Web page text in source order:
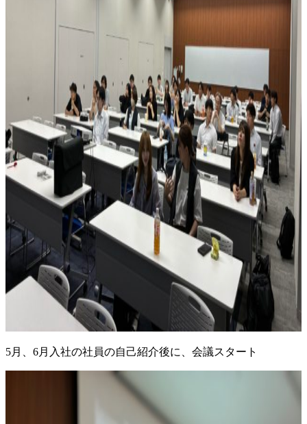
5月、6月入社の社員の自己紹介後に、会議スタート